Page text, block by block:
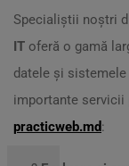
Specialiștii noștri
IT oferă o gamă
datele și
importante servicii
practicweb.md: